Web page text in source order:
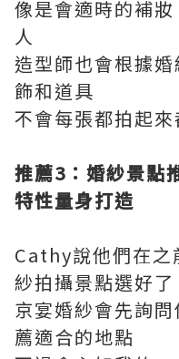
像是會適時的補
人
造型師也會根據
飾和道具
不會每張都拍起來
推薦3 ：婚紗景
特性量身打造
Cathy說他們在
紗拍攝景點選好了
京宴婚紗會先詢
薦適合的地點